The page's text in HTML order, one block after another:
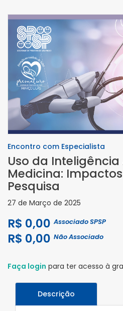
Encontro com Especialista
Uso da
Medicina:
Pesquisa
27 de Março de 2025
Associado SPSP
R$ 0,00
Não Associado
R$ 0,00
Faça login para ter acesso à
Descrição